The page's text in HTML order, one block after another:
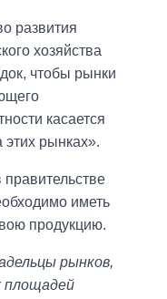
развития
хозяйства
чтобы рынки
касается
рынках».
иметь
продукцию.
рынков,
площадей